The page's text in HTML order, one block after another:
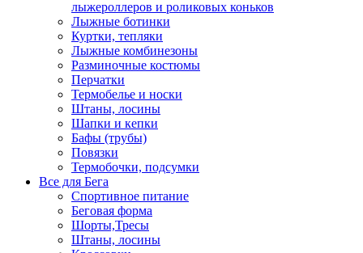
лыжероллеров и роликовых коньков
Лыжные ботинки
Куртки, тепляки
Лыжные комбинезоны
Разминочные костюмы
Перчатки
Термобелье и носки
Штаны, лосины
Шапки и кепки
Бафы (трубы)
Повязки
Термобочки, подсумки
Все для Бега
Спортивное питание
Беговая форма
Шорты,Тресы
Штаны, лосины